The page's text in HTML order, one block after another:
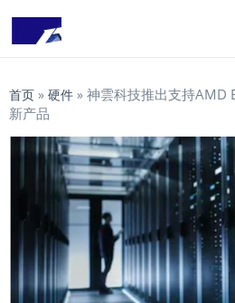
首页 » 硬件 » 神雲科技推出支持AMD
新产品